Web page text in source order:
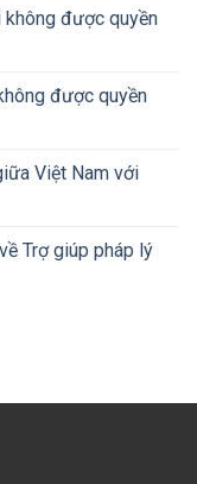
không được quyền
được quyền
Việt Nam với
Trợ giúp pháp lý